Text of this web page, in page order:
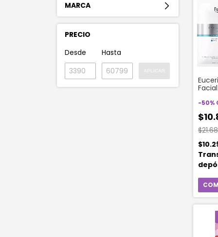
MARCA
PRECIO
Desde
Hasta
-50%